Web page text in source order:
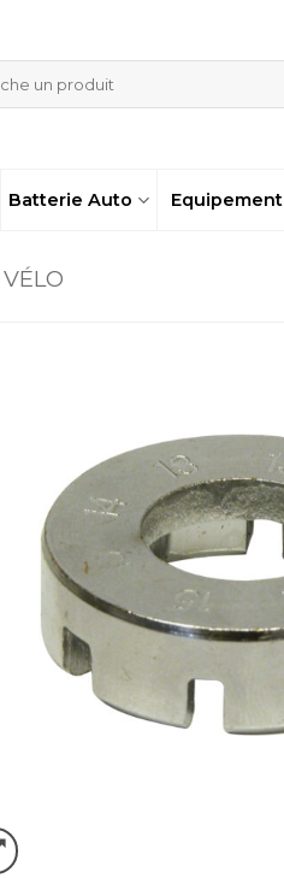
Batterie Auto Equipement